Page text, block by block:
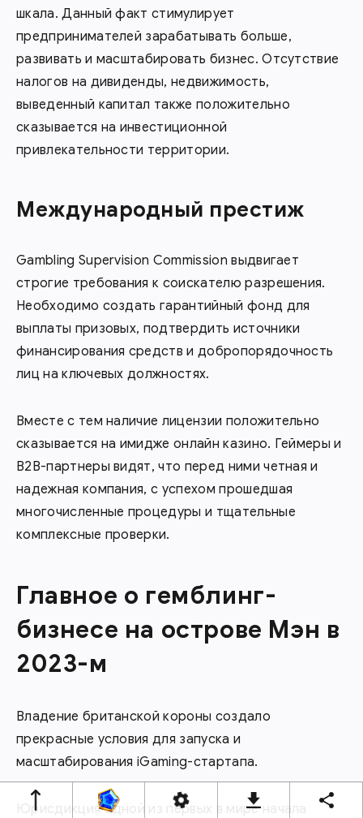
шкала. Данный факт стимулирует
предпринимателей зарабатывать больше,
развивать и масштабировать бизнес. Отсутствие
налогов на дивиденды, недвижимость,
выведенный капитал также положительно
сказывается на инвестиционной
привлекательности территории.
Международный престиж
Gambling Supervision Commission выдвигает
строгие требования к соискателю разрешения.
Необходимо создать гарантийный фонд для
выплаты призовых, подтвердить источники
финансирования средств и добропорядочность
лиц на ключевых должностях.
Вместе с тем наличие лицензии положительно
сказывается на имидже онлайн казино. Геймеры и
В2В-партнеры видят, что перед ними четная и
надежная компания, с успехом прошедшая
многочисленные процедуры и тщательные
комплексные проверки.
Главное о гемблинг-
бизнесе на острове Мэн в
2023-м
Владение британской короны создало
прекрасные условия для запуска и
масштабирования iGaming-стартапа.
Юрисдикция одной из первых в мире начала